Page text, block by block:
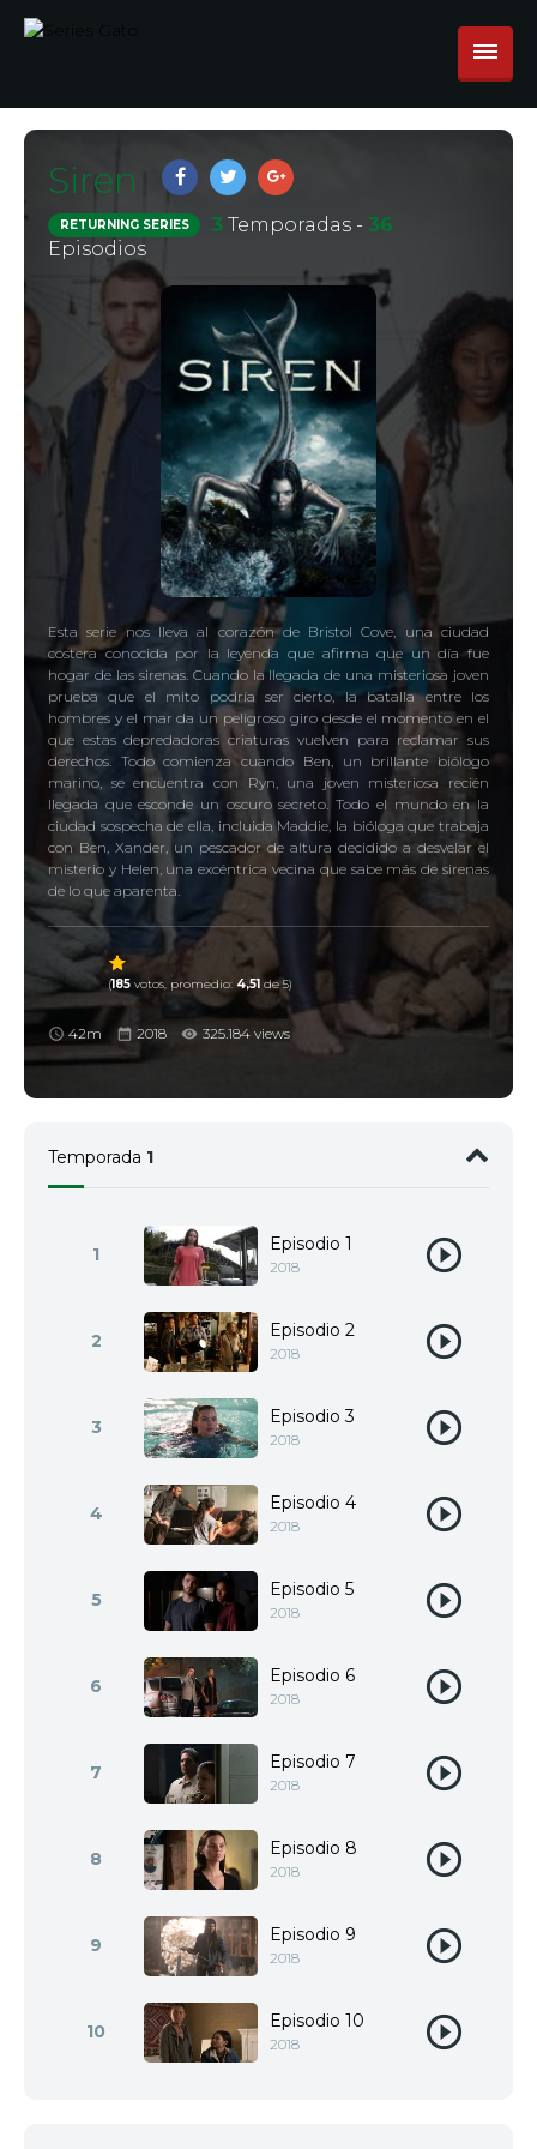
Siren
RETURNING SERIES 3Temporadas - 36
Episodios
Esta serie nos lleva al corazón de Bristol Cove, una ciudad
costera conocida por la leyenda que afirma que un día fue
hogar de las sirenas. Cuando la llegada de una misteriosa joven
prueba que el mito podría ser cierto, la batalla entre los
hombres y el mar da un peligroso giro desde el momento en el
que estas depredadoras criaturas vuelven para reclamar sus
derechos. Todo comienza cuando Ben, un brillante biólogo
marino, se encuentra con Ryn, una joven misteriosa recién
llegada que esconde un oscuro secreto. Todo el mundo en la
ciudad sospecha de ella, incluida Maddie, la bióloga que trabaja
con Ben, Xander, un pescador de altura decidido a desvelar el
misterio y Helen, una excéntrica vecina que sabe más de sirenas
de lo que aparenta.
(185 votos, promedio: 4,51 de 5)
42m 2018 325.184 views
Temporada 1
1 Episodio 1
2018
2 Episodio 2
2018
3 Episodio 3
2018
4 Episodio 4
2018
5 Episodio 5
2018
6 Episodio 6
2018
7 Episodio 7
2018
8 Episodio 8
2018
9 Episodio 9
2018
10 Episodio 10
2018